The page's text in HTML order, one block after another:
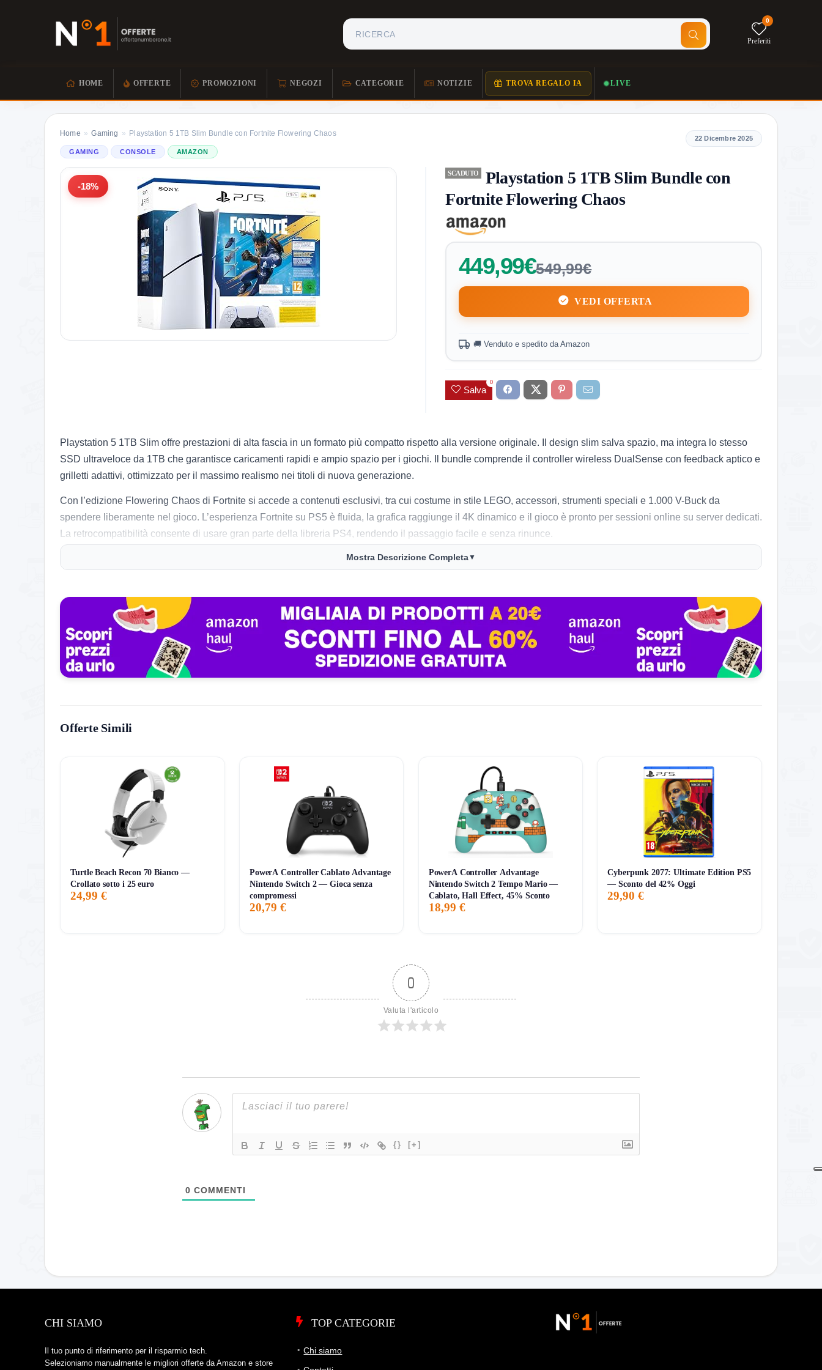
0
Preferiti
HOME OFFERTE PROMOZIONI NEGOZI CATEGORIE NOTIZIE TROVA REGALO IA LIVE
Home » Gaming » Playstation 5 1TB Slim Bundle con Fortnite Flowering Chaos
GAMING CONSOLE AMAZON
-18%
SCADUTO
Playstation 5 1TB Slim Bundle con
Fortnite Flowering Chaos
449,99€549,99€
VEDI OFFERTA
🚚 Venduto e spedito da Amazon
Salva
0
22 Dicembre 2025
Playstation 5 1TB Slim offre prestazioni di alta fascia in un formato più compatto rispetto alla versione originale. Il design slim salva spazio, ma integra lo stesso
SSD ultraveloce da 1TB che garantisce caricamenti rapidi e ampio spazio per i giochi. Il bundle comprende il controller wireless DualSense con feedback aptico e
grilletti adattivi, ottimizzato per il massimo realismo nei titoli di nuova generazione.
Con l’edizione Flowering Chaos di Fortnite si accede a contenuti esclusivi, tra cui costume in stile LEGO, accessori, strumenti speciali e 1.000 V-Buck da
spendere liberamente nel gioco. L’esperienza Fortnite su PS5 è fluida, la grafica raggiunge il 4K dinamico e il gioco è pronto per sessioni online su server dedicati.
La retrocompatibilità consente di usare gran parte della libreria PS4, rendendo il passaggio facile e senza rinunce.
Consigli pratici: valuta la memoria SSD, l’ampio numero di titoli compatibili e la possibilità di aggiungere controller o accessori. Il sistema di raffreddamento
Cosa dice chi lo ha già acquistato:
Gli utenti ritengono la PS5 Slim pratica per spazi ridotti e apprezzano il design compatto. I tempi di caricamento sono molto ridotti e la grafica di Fortnite risulta
nitida anche su televisori non recenti. Il controller viene valutato ergonomico, adatto a lunghe sessioni senza affaticare la mano. Alcuni avrebbero gradito un
secondo controller, mentre la presenza dello starter pack di Fortnite viene giudicata conveniente per chi gioca spesso in multiplayer. Qualcuno segnala oscillazioni
Storico Prezzo
MINIMO
449,99€
MASSIMO
📊 Monitoraggio avviato — il grafico apparirà alla prossima variazione di prezzo
Mostra Descrizione Completa▼
Offerte Simili
Turtle Beach Recon 70 Bianco —
Crollato sotto i 25 euro
24,99 €
PowerA Controller Cablato Advantage
Nintendo Switch 2 — Gioca senza
compromessi
20,79 €
PowerA Controller Advantage
Nintendo Switch 2 Tempo Mario —
Cablato, Hall Effect, 45% Sconto
18,99 €
Cyberpunk 2077: Ultimate Edition PS5
— Sconto del 42% Oggi
29,90 €
0
Valuta l'articolo
{} [+]
0 COMMENTI
CHI SIAMO
Il tuo punto di riferimento per il risparmio tech.
Selezioniamo manualmente le migliori offerte da Amazon e store
TOP CATEGORIE
Chi siamo